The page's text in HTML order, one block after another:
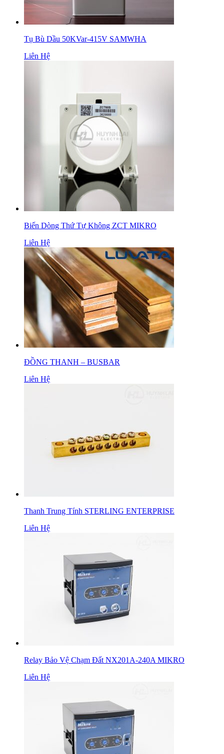
Tụ Bù Dầu 50KVar-415V SAMWHA
Liên Hệ
Biến Dòng Thứ Tự Không ZCT MIKRO
Liên Hệ
ĐỒNG THANH – BUSBAR
Liên Hệ
Thanh Trung Tính STERLING ENTERPRISE
Liên Hệ
Relay Bảo Vệ Chạm Đất NX201A-240A MIKRO
Liên Hệ